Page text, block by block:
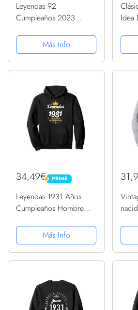
Leyendas 92
Cumpleaños 2023
1931 Sudadera con
Capucha
Más Info
Idea
34,49€ PRIME
PRIME
Leyendas 1931 Años
Cumpleaños Hombre
Sudadera con Capucha
Más Info